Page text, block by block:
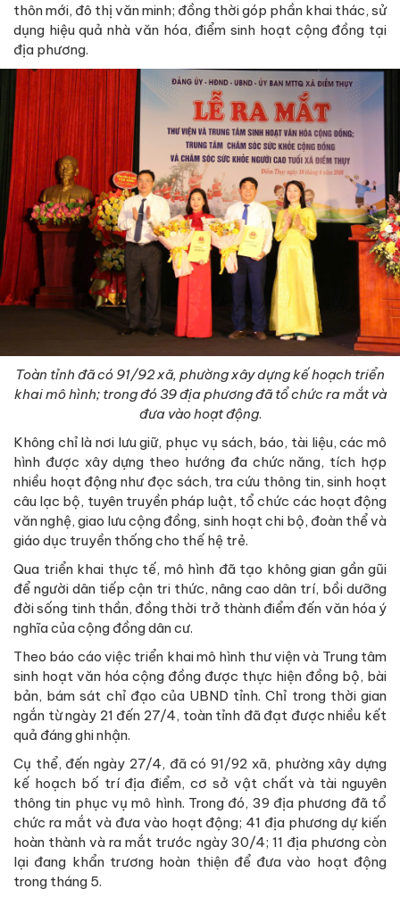
thôn mới, đô thị văn minh; đồng thời góp phần khai thác, sử
dụng hiệu quả nhà văn hóa, điểm sinh hoạt cộng đồng tại
địa phương.
Toàn tỉnh đã có 91/92 xã, phường xây dựng kế hoạch triển
khai mô hình; trong đó 39 địa phương đã tổ chức ra mắt và
đưa vào hoạt động.
Không chỉ là nơi lưu giữ, phục vụ sách, báo, tài liệu, các mô
hình được xây dựng theo hướng đa chức năng, tích hợp
nhiều hoạt động như đọc sách, tra cứu thông tin, sinh hoạt
câu lạc bộ, tuyên truyền pháp luật, tổ chức các hoạt động
văn nghệ, giao lưu cộng đồng, sinh hoạt chi bộ, đoàn thể và
giáo dục truyền thống cho thế hệ trẻ.
Qua triển khai thực tế, mô hình đã tạo không gian gần gũi
để người dân tiếp cận tri thức, nâng cao dân trí, bồi dưỡng
đời sống tinh thần, đồng thời trở thành điểm đến văn hóa ý
nghĩa của cộng đồng dân cư.
Theo báo cáo việc triển khai mô hình thư viện và Trung tâm
sinh hoạt văn hóa cộng đồng được thực hiện đồng bộ, bài
bản, bám sát chỉ đạo của UBND tỉnh. Chỉ trong thời gian
ngắn từ ngày 21 đến 27/4, toàn tỉnh đã đạt được nhiều kết
quả đáng ghi nhận.
Cụ thể, đến ngày 27/4, đã có 91/92 xã, phường xây dựng
kế hoạch bố trí địa điểm, cơ sở vật chất và tài nguyên
thông tin phục vụ mô hình. Trong đó, 39 địa phương đã tổ
chức ra mắt và đưa vào hoạt động; 41 địa phương dự kiến
hoàn thành và ra mắt trước ngày 30/4; 11 địa phương còn
lại đang khẩn trương hoàn thiện để đưa vào hoạt động
trong tháng 5.